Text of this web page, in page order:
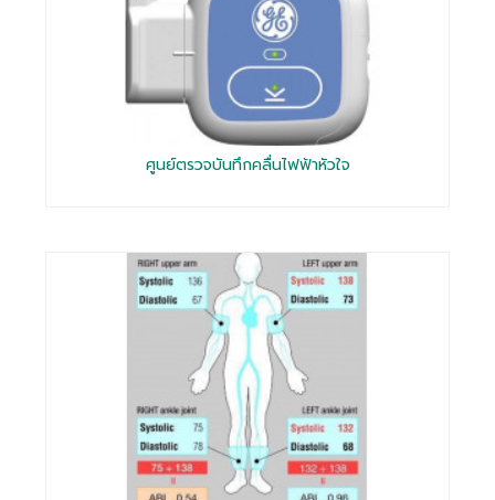
ศูนย์ตรวจบันทึกคลื่นไฟฟ้าหัวใจ